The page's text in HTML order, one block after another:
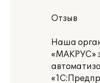
Отзыв
Наша
«МАКРУС»